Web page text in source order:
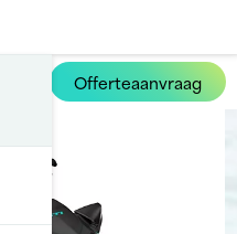
Offerteaanvraag